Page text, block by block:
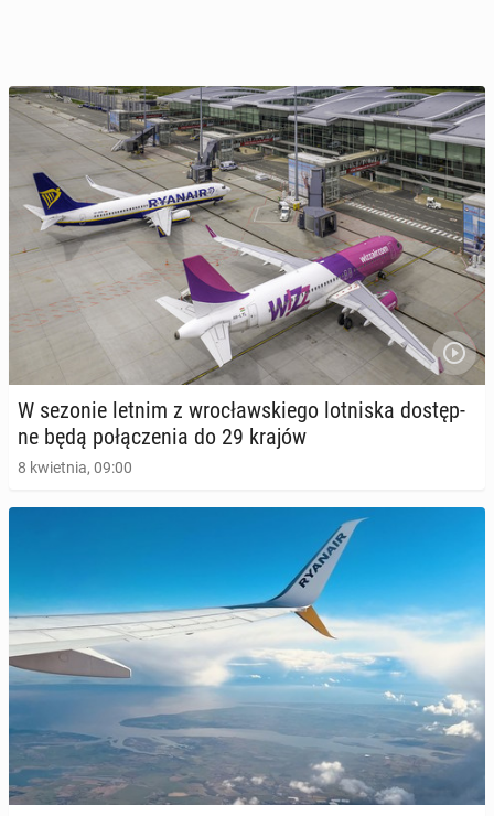
W sezonie letnim z wro­cław­skie­go lot­ni­ska do­stęp­
ne będą po­łą­cze­nia do 29 krajów
8 kwietnia, 09:00